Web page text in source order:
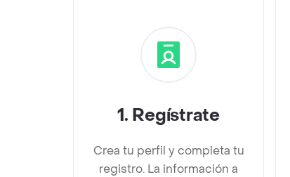
1. Regístrate
Crea tu perfil y completa tu
registro. La información a